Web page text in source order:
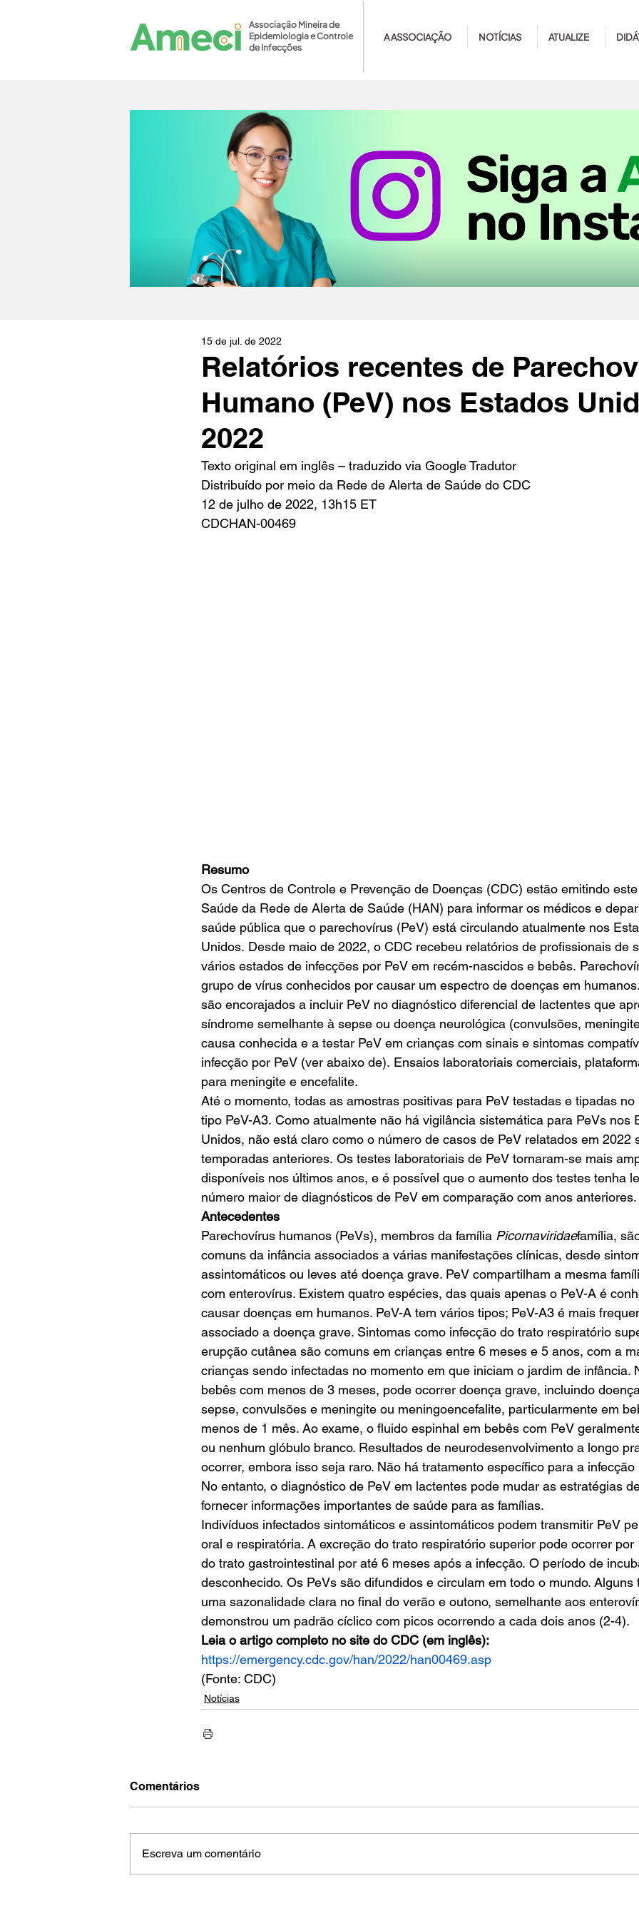
Associação Mineira de
Epidemiologia e Controle
de Infecções
A ASSOCIAÇÃO NOTÍCIAS ATUALIZE
Relatórios recentes de
Humano (PeV) nos Estados
2022
15 de jul. de 2022
Texto original em inglês – traduzido via Google Tradutor
Distribuído por meio da Rede de Alerta de Saúde do CDC
12 de julho de 2022, 13h15 ET
CDCHAN-00469
Resumo
Os Centros de Controle e Prevenção de Doenças (CDC) estão emitindo
Saúde da Rede de Alerta de Saúde (HAN) para informar os médicos e
saúde pública que o parechovírus (PeV) está circulando atualmente nos
Unidos. Desde maio de 2022, o CDC recebeu relatórios de profissionais de
vários estados de infecções por PeV em recém-nascidos e bebês.
grupo de vírus conhecidos por causar um espectro de doenças em
são encorajados a incluir PeV no diagnóstico diferencial de lactentes que
síndrome semelhante à sepse ou doença neurológica (convulsões,
causa conhecida e a testar PeV em crianças com sinais e sintomas
infecção por PeV (ver abaixo de). Ensaios laboratoriais comerciais,
para meningite e encefalite.
Até o momento, todas as amostras positivas para PeV testadas e tipadas
tipo PeV-A3. Como atualmente não há vigilância sistemática para PeVs nos
Unidos, não está claro como o número de casos de PeV relatados em 2022
temporadas anteriores. Os testes laboratoriais de PeV tornaram-se mais
disponíveis nos últimos anos, e é possível que o aumento dos testes tenha
número maior de diagnósticos de PeV em comparação com anos anteriores.
Antecedentes
Parechovírus humanos (PeVs), membros da família Picornaviridaefamília,
comuns da infância associados a várias manifestações clínicas, desde
assintomáticos ou leves até doença grave. PeV compartilham a mesma
com enterovírus. Existem quatro espécies, das quais apenas o PeV-A é
causar doenças em humanos. PeV-A tem vários tipos; PeV-A3 é mais
associado a doença grave. Sintomas como infecção do trato respiratório
erupção cutânea são comuns em crianças entre 6 meses e 5 anos, com a
crianças sendo infectadas no momento em que iniciam o jardim de infância.
bebês com menos de 3 meses, pode ocorrer doença grave, incluindo
sepse, convulsões e meningite ou meningoencefalite, particularmente em
menos de 1 mês. Ao exame, o fluido espinhal em bebês com PeV
ou nenhum glóbulo branco. Resultados de neurodesenvolvimento a longo
ocorrer, embora isso seja raro. Não há tratamento específico para a infecção
No entanto, o diagnóstico de PeV em lactentes pode mudar as estratégias
fornecer informações importantes de saúde para as famílias.
Indivíduos infectados sintomáticos e assintomáticos podem transmitir PeV
oral e respiratória. A excreção do trato respiratório superior pode ocorrer
do trato gastrointestinal por até 6 meses após a infecção. O período de
desconhecido. Os PeVs são difundidos e circulam em todo o mundo. Alguns
uma sazonalidade clara no final do verão e outono, semelhante aos
demonstrou um padrão cíclico com picos ocorrendo a cada dois anos (2-4).
Leia o artigo completo no site do CDC (em inglês):
https://emergency.cdc.gov/han/2022/han00469.asp
(Fonte: CDC)
Notícias
Comentários
Escreva um comentário